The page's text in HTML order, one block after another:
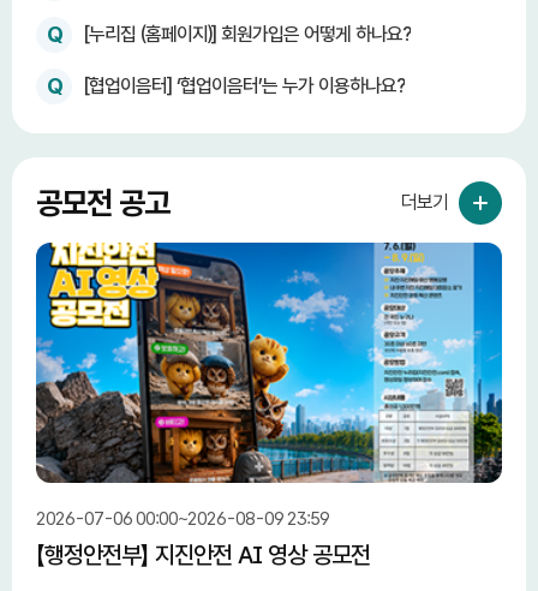
Q [누리집 (홈페이지)] 회원가입은 어떻게 하나요?
Q [협업이음터] ‘협업이음터’는 누가 이용하나요?
공모전 공고
2026-07-06 00:00~2026-08-09 23:59
【행정안전부】 지진안전 AI 영상 공모전
더보기